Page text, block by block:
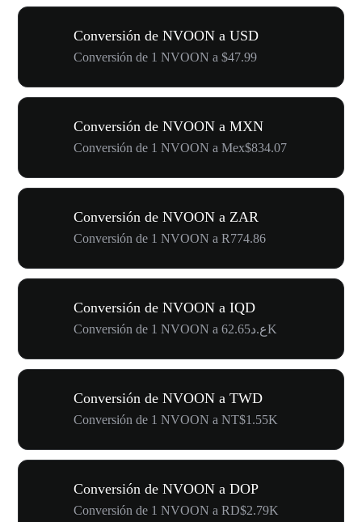
Conversión de NVOON a USD
Conversión de 1 NVOON a $47.99
Conversión de NVOON a MXN
Conversión de 1 NVOON a Mex$834.07
Conversión de NVOON a ZAR
Conversión de 1 NVOON a R774.86
Conversión de NVOON a IQD
Conversión de 1 NVOON a ع.د62.65K
Conversión de NVOON a TWD
Conversión de 1 NVOON a NT$1.55K
Conversión de NVOON a DOP
Conversión de 1 NVOON a RD$2.79K